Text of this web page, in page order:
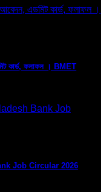
কার্ড, ফলাফল । BMET
Bank Job Circular 2026